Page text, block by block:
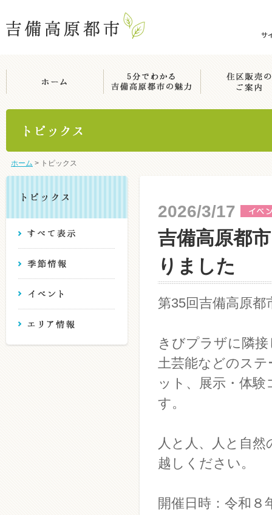
ホーム > トピックス
2026/3/17
吉備高原都
りました
第35回吉備高原
きびプラザに隣
土芸能などのス
ット、展示・体
す。
人と人、人と自
越しください。
開催日時：令和８